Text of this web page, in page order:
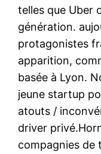
telles que Uber
génération.
protagonistes
apparition,
basée à Lyon.
jeune startup
atouts /
driver
compagnies de